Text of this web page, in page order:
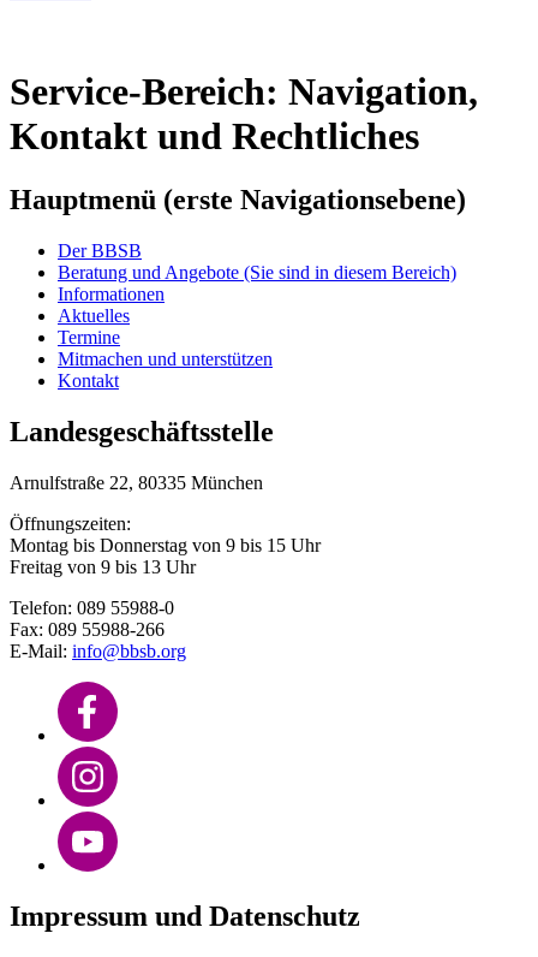
Service-Bereich: Navigation,
Kontakt und Rechtliches
Hauptmenü (erste Navigationsebene)
Der BBSB
Beratung und Angebote (Sie sind in diesem Bereich)
Informationen
Aktuelles
Termine
Mitmachen und unterstützen
Kontakt
Landesgeschäftsstelle
Arnulfstraße 22, 80335 München
Öffnungszeiten:
Montag bis Donnerstag von 9 bis 15 Uhr
Freitag von 9 bis 13 Uhr
Telefon: 089 55988-0
Fax: 089 55988-266
E-Mail: info@bbsb.org
Impressum und Datenschutz